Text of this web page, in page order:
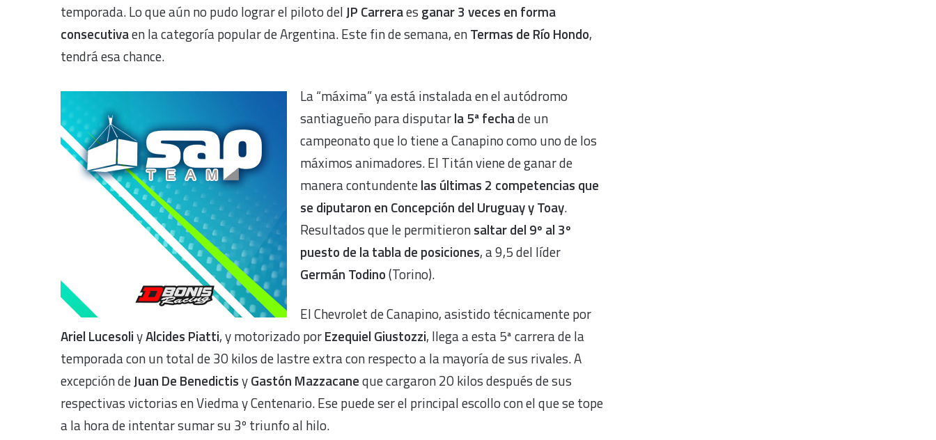
temporada. Lo que aún no pudo lograr el piloto del JP Carreraes ganar 3 veces en forma
consecutivaen la categoría popular de Argentina. Este fin de semana, enTermas de Río Hondo,
tendrá esa chance.
La “máxima” ya está instalada en el autódromo
santiagueño para disputarla 5ª fechade un
campeonato que lo tiene a Canapino como uno de los
máximos animadores. El Titán viene de ganar de
manera contundentelas últimas 2 competencias que
se diputaron en Concepción del Uruguay y Toay.
Resultados que le permitieronsaltar del 9º al 3º
puesto de la tabla de posiciones, a 9,5 del líder
Germán Todino(Torino).
El Chevrolet de Canapino, asistido técnicamente por
Ariel LucesoliyAlcides Piatti, y motorizado porEzequiel Giustozzi, llega a esta 5ª carrera de la
temporada con un total de 30 kilos de lastre extra con respecto a la mayoría de sus rivales. A
excepción deJuan De BenedictisyGastón Mazzacaneque cargaron 20 kilos después de sus
respectivas victorias en Viedma y Centenario. Ese puede ser el principal escollo con el que se tope
a la hora de intentar sumar su 3º triunfo al hilo.